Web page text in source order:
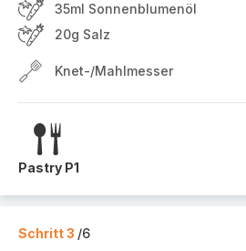
35ml Sonnenblumenöl
20g Salz
Knet-/Mahlmesser
Pastry P1
Schritt 3 /6